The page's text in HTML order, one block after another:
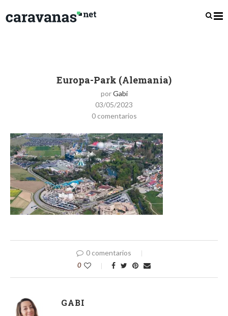
Europa-Park (Alemania)
porGabi
03/05/2023
0 comentarios
0 comentarios
0
GABI